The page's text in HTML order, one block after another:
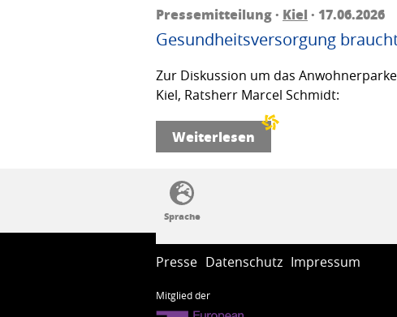
Pressemitteilung · Kiel · 17.06.2026
Gesundheitsversorgung
Zur Diskussion um das
Kiel, Ratsherr Marcel Schmidt:
Weiterlesen
SSW-Politik von A bis Z
Presse Datenschutz Impressum
Mitglied der